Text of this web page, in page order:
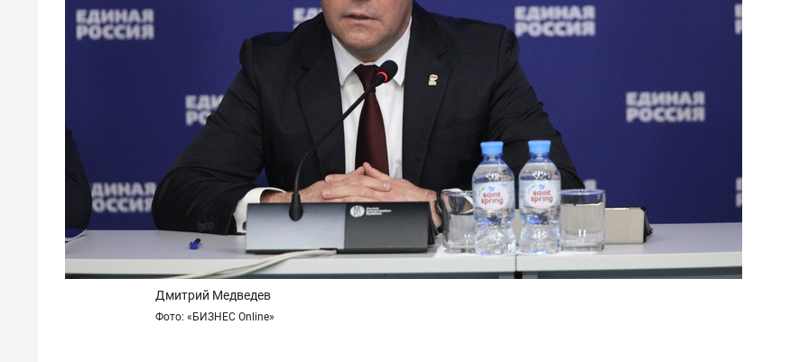
Дмитрий Медведев
Фото: «БИЗНЕС Online»